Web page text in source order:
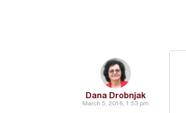
Dana Drobnjak
March 5, 2016, 1:53 pm